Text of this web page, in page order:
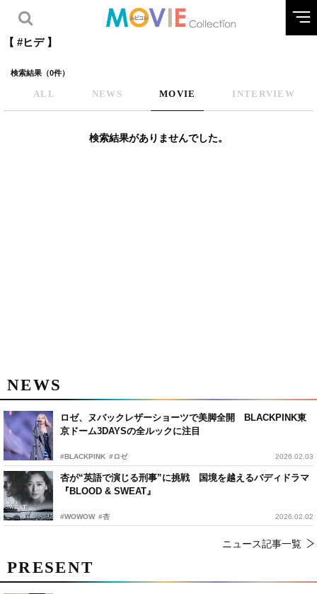
【 #ヒデ 】
検索結果（0件）
ALL NEWS MOVIE INTERVIEW
検索結果がありませんでした。
NEWS
ロゼ、ヌバックレザーショーツで美脚全開 BLACKPINK東
京ドーム3DAYSの全ルックに注目
#BLACKPINK #ロゼ 2026.02.03
杏が“英語で演じる刑事”に挑戦 国境を越えるバディドラマ
『BLOOD & SWEAT』
#WOWOW #杏 2026.02.02
ニュース記事一覧
PRESENT